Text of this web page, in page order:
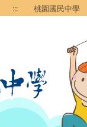
::: 桃園國民中學